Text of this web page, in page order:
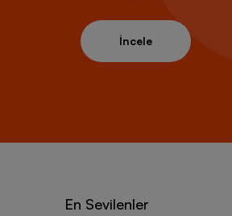
İncele
En Sevilenler